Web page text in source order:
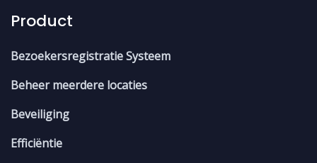
Product
Bezoekersregistratie Systeem
Beheer meerdere locaties
Beveiliging
Efficiëntie